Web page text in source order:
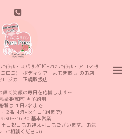
ｲｼｬﾙ・スパ ﾘﾗｸﾞｾﾞｰｼｮﾝ ﾌｪｲｼｬﾙ・アロマﾄﾘ
ロミ)・ボディケア・よもぎ蒸し のお店
ロジカ 正規取扱店
輝く笑顔の毎日を応援します〜
郡昭和村 ＊予約制
術は １日2名まで
2名同時可×１日1組まで)
9:30〜16:30 基本営業
土日祝日もお迎え可日もございます。お気
ご相談ください)